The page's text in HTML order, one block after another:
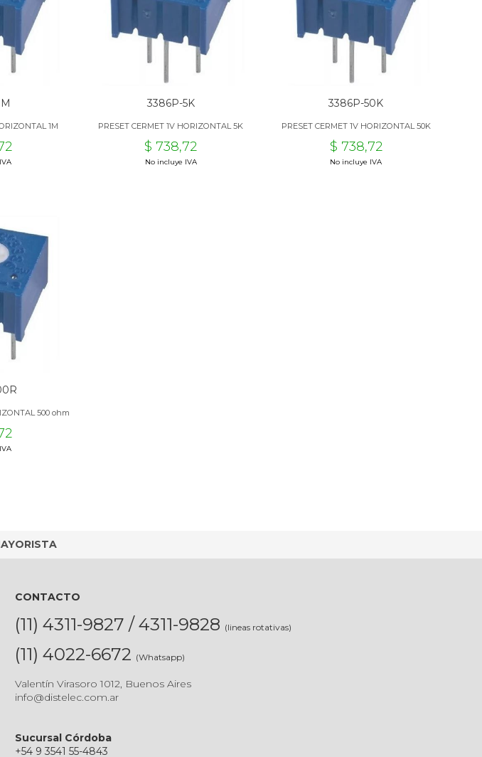
1M
3386P-5K
PRESET CERMET 1V HORIZONTAL 5K
$ 738,72
No incluye IVA
3386P-50K
PRESET CERMET 1V HORIZONTAL 50K
$ 738,72
No incluye IVA
500 ohm
CONTACTO
(11) 4311-9827 / 4311-9828 (lineas rotativas)
(11) 4022-6672 (Whatsapp)
Valentín Virasoro 1012, Buenos Aires
info@distelec.com.ar
Sucursal Córdoba
+54 9 3541 55-4843